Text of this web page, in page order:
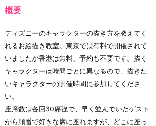
概要
ディズニーのキャラクターの描き方を教えてく
れるお絵描き教室。東京では有料で開催されて
いましたが香港は無料、予約も不要です。描く
キャラクターは時間ごとに異なるので、描きた
いキャラクターの開催時間に参加してくださ
い。
座席数は各回30席強で、早く並んでいたゲスト
から順番で好きな席に座れますが、どこに座っ